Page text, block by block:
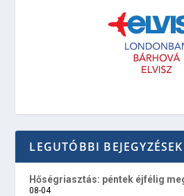
LEGUTÓBBI BEJEGYZÉSEK
Hőségriasztás: péntek éjfélig
08-04